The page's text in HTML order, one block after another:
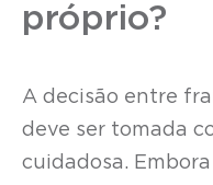
próprio?
A decisão entre
deve ser tomada
cuidadosa.